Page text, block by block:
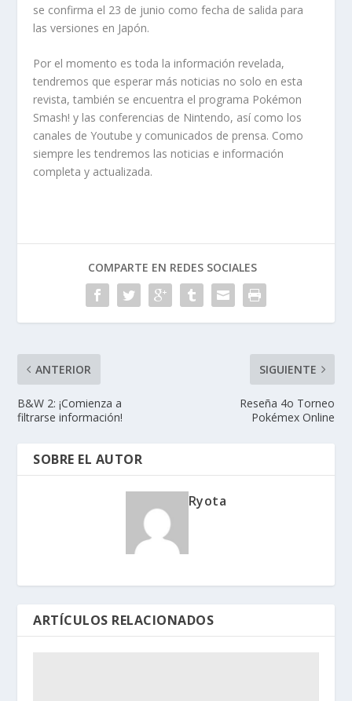
se confirma el 23 de junio como fecha de salida para
las versiones en Japón.
Por el momento es toda la información revelada,
tendremos que esperar más noticias no solo en esta
revista, también se encuentra el programa Pokémon
Smash! y las conferencias de Nintendo, así como los
canales de Youtube y comunicados de prensa. Como
siempre les tendremos las noticias e información
completa y actualizada.
COMPARTE EN REDES SOCIALES
ANTERIOR
B&W 2: ¡Comienza a
filtrarse información!
SIGUIENTE
Reseña 4o Torneo
Pokémex Online
SOBRE EL AUTOR
Ryota
ARTÍCULOS RELACIONADOS